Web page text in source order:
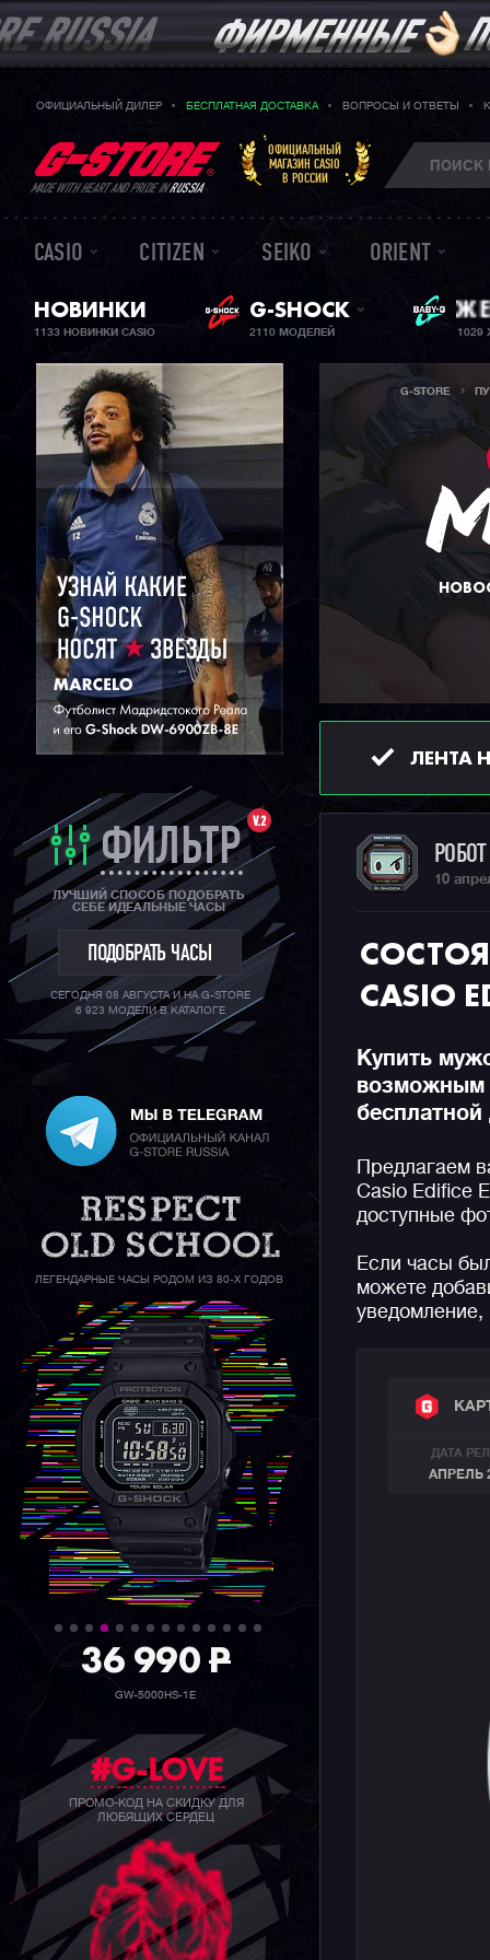
ОФИЦИАЛЬНЫЙ ДИЛЕР БЕСПЛАТНАЯ ДОСТАВКА ВОПРОСЫ И ОТВЕТЫ
MADE WITH HEART AND PRIDE INRUSSIA
ОФИЦИАЛЬНЫЙ
МАГАЗИН CASIO
В РОССИИ
CASIO CITIZEN SEIKO ORIENT
НОВИНКИ
1133 НОВИНКИ CASIO
G-SHOCK
2110 МОДЕЛЕЙ 1029
V.2
ФИЛЬТР
ЛУЧШИЙ СПОСОБ ПОДОБРАТЬ
СЕБЕ ИДЕАЛЬНЫЕ ЧАСЫ
ПОДОБРАТЬ ЧАСЫ
СЕГОДНЯ 08 АВГУСТА И НА G-STORE
6 923 МОДЕЛИ В КАТАЛОГЕ
ЛЕГЕНДАРНЫЕ ЧАСЫ РОДОМ ИЗ 80-Х ГОДОВ
36 990P
GW-5000HS-1E
#G-LOVE
ПРОМО-КОД НА СКИДКУ ДЛЯ
ЛЮБЯЩИХ СЕРДЕЦ
G-STORE
ЛЕНТА
10
CASIO
Купить
возможным
Предлагаем
Casio Edifice
доступные
Если часы
можете
уведомление,
ДАТА
АПРЕЛЬ